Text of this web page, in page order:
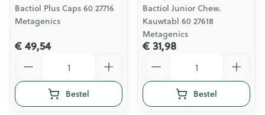
Bactiol Plus Caps 60 27716
Metagenics
€ 49,54
Bestel
Bactiol Junior Chew.
Kauwtabl 60 27618
Metagenics
€ 31,98
Bestel